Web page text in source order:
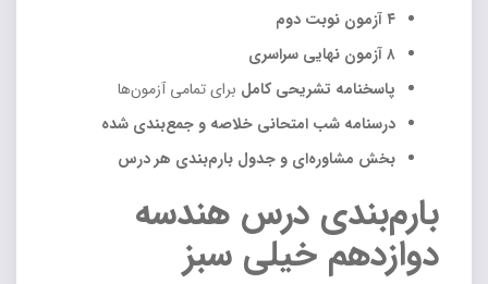
۴ آزمون نوبت دوم
۸ آزمون نهایی سراسری
پاسخنامه تشریحی کامل برای تمامی آزمون‌ها
درسنامه شب امتحانی خلاصه و جمع‌بندی شده
بخش مشاوره‌ای و جدول بارم‌بندی هر درس
بارم‌بندی درس هندسه
دوازدهم خیلی سبز